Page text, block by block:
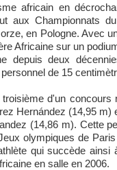
africain en
aux Championnats
en Pologne. Avec
Africaine sur un
depuis deux
de 15
d'un concours
Hernández (14,95 m)
(14,86 m). Cette
olympiques de
qui succède ainsi
en salle en 2006.